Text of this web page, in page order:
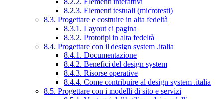
8.2.2. Elementi interattivi
8.2.3. Elementi testuali (microtesti)
8.3. Progettare e costruire in alta fedeltà
8.3.1. Layout di pagina
8.3.2. Prototipi in alta fedeltà
8.4. Progettare con il design system .italia
8.4.1. Documentazione
8.4.2. Benefici del design system
8.4.3. Risorse operative
8.4.4. Come contribuire al design system .italia
8.5. Progettare con i modelli di sito e servizi